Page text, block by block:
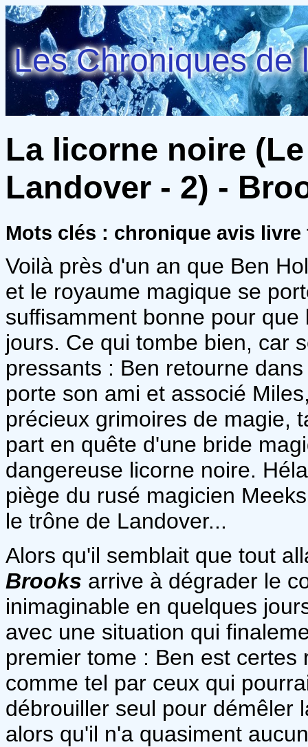
Les Chroniques de
La licorne noire
Landover - 2) -
Mots clés : chronique avis
Voilà près d'un an que Ben
et le royaume magique se
suffisamment bonne pour
jours. Ce qui tombe bien, car
pressants : Ben retourne
porte son ami et associé
précieux grimoires de magie,
part en quête d'une bride
dangereuse licorne noire.
piège du rusé magicien
le trône de Landover...
Alors qu'il semblait que tout
Brooks arrive à dégrader le
inimaginable en quelques
avec une situation qui
premier tome : Ben est
comme tel par ceux qui
débrouiller seul pour démêler
alors qu'il n'a quasiment